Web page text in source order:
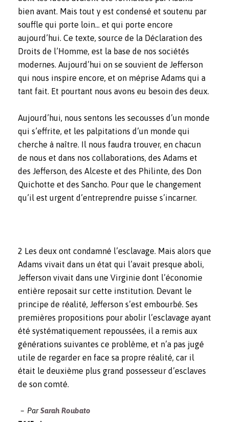
bien avant. Mais tout y est condensé et soutenu par
souffle qui porte loin… et qui porte encore
aujourd’hui. Ce texte, source de la Déclaration des
Droits de l’Homme, est la base de nos sociétés
modernes. Aujourd’hui on se souvient de Jefferson
qui nous inspire encore, et on méprise Adams qui a
tant fait. Et pourtant nous avons eu besoin des deux.
Aujourd’hui, nous sentons les secousses d’un monde
qui s’effrite, et les palpitations d’un monde qui
cherche à naître. Il nous faudra trouver, en chacun
de nous et dans nos collaborations, des Adams et
des Jefferson, des Alceste et des Philinte, des Don
Quichotte et des Sancho. Pour que le changement
qu’il est urgent d’entreprendre puisse s’incarner.
2 Les deux ont condamné l’esclavage. Mais alors que
Adams vivait dans un état qui l’avait presque aboli,
Jefferson vivait dans une Virginie dont l’économie
entière reposait sur cette institution. Devant le
principe de réalité, Jefferson s’est embourbé. Ses
premières propositions pour abolir l’esclavage ayant
été systématiquement repoussées, il a remis aux
générations suivantes ce problème, et n’a pas jugé
utile de regarder en face sa propre réalité, car il
était le deuxième plus grand possesseur d’esclaves
de son comté.
ParSarah Roubato